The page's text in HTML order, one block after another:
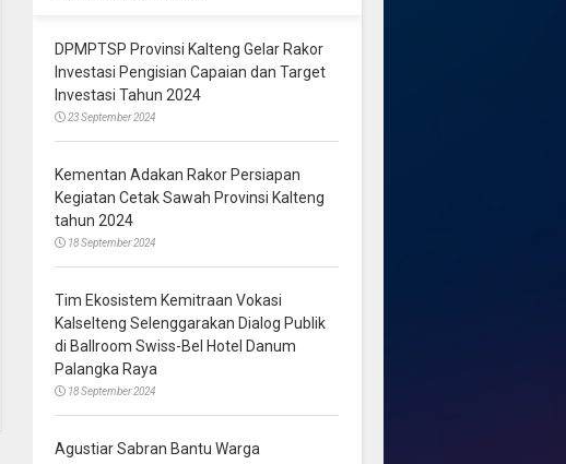
DPMPTSP Provinsi Kalteng Gelar Rakor
Investasi Pengisian Capaian dan Target
Investasi Tahun 2024
23 September 2024
Kementan Adakan Rakor Persiapan
Kegiatan Cetak Sawah Provinsi Kalteng
tahun 2024
18 September 2024
Tim Ekosistem Kemitraan Vokasi
Kalselteng Selenggarakan Dialog Publik
di Ballroom Swiss-Bel Hotel Danum
Palangka Raya
18 September 2024
Agustiar Sabran Bantu Warga